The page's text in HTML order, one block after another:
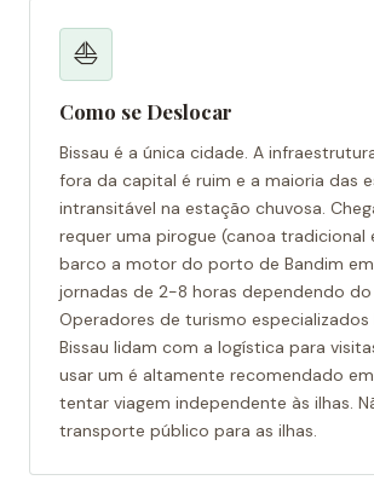
⛵
Como se Deslocar
Bissau é a única cidade. A
fora da capital é ruim e a maioria das
intransitável na estação chuvosa.
requer uma pirogue (canoa tradicional
barco a motor do porto de Bandim em
jornadas de 2-8 horas dependendo do
Operadores de turismo especializados
Bissau lidam com a logística para visitas
usar um é altamente recomendado
tentar viagem independente às ilhas.
transporte público para as ilhas.